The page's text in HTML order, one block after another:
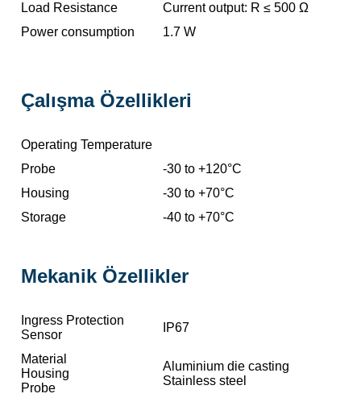
Load Resistance
Current output: R ≤ 500 Ω
Power consumption
1.7 W
Çalışma Özellikleri
Operating Temperature
Probe
-30 to +120°C
Housing
-30 to +70°C
Storage
-40 to +70°C
Mekanik Özellikler
Ingress Protection
Sensor
IP67
Material
Housing
Probe
Aluminium die casting
Stainless steel